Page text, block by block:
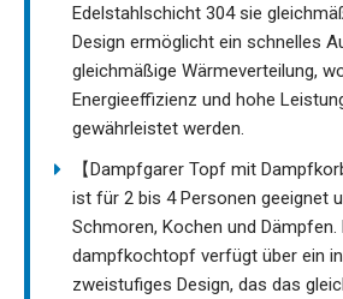
Edelstahlschicht 304 sie
Design ermöglicht ein schnelles
gleichmäßige Wärmeverteilung,
Energieeffizienz und hohe
gewährleistet werden.
【Dampfgarer Topf mit
ist für 2 bis 4 Personen geeignet
Schmoren, Kochen und Dämpfen.
dampfkochtopf verfügt über ein
zweistufiges Design, das das